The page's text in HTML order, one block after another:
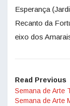
Esperança
Recanto da
eixo dos
Read Previous
Semana de Arte
Semana de Arte